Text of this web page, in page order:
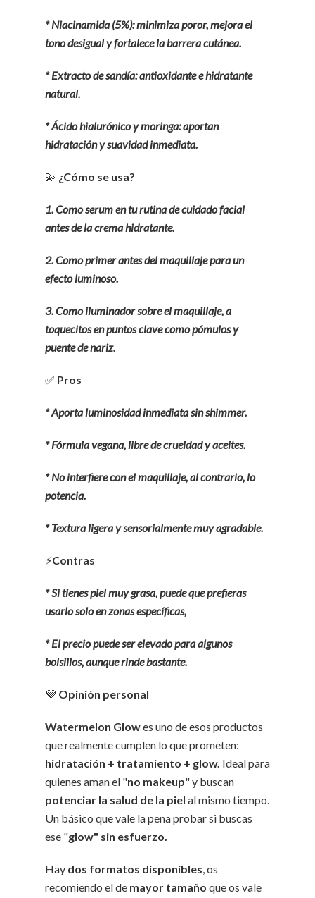
* Niacinamida (5%): minimiza poror, mejora el
tono desigual y fortalece la barrera cutánea.
* Extracto de sandía: antioxidante e hidratante
natural.
* Ácido hialurónico y moringa: aportan
hidratación y suavidad inmediata.
💫 ¿Cómo se usa?
1. Como serum en tu rutina de cuidado facial
antes de la crema hidratante.
2. Como primer antes del maquillaje para un
efecto luminoso.
3. Como iluminador sobre el maquillaje, a
toquecitos en puntos clave como pómulos y
puente de nariz.
✅ Pros
* Aporta luminosidad inmediata sin shimmer.
* Fórmula vegana, libre de crueldad y aceites.
* No interfiere con el maquillaje, al contrario, lo
potencia.
* Textura ligera y sensorialmente muy agradable.
⚡Contras
* Si tienes piel muy grasa, puede que prefieras
usarlo solo en zonas específicas,
* El precio puede ser elevado para algunos
bolsillos, aunque rinde bastante.
💜 Opinión personal
Watermelon Glowes uno de esos productos
que realmente cumplen lo que prometen:
hidratación + tratamiento + glow. Ideal para
quienes aman el "no makeup" y buscan
potenciar la salud de la piel al mismo tiempo.
Un básico que vale la pena probar si buscas
ese "glow" sin esfuerzo.
Hay dos formatos disponibles, os
recomiendo el de mayor tamaño que os vale